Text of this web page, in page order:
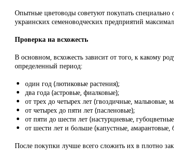
Опытные цветоводы советуют покупать специально
украинских семеноводческих предприятий
Проверка на всхожесть
В основном, всхожесть зависит от того, к какому
определенный период:
один год (лютиковые растения);
два года (астровые, фиалковые);
от трех до четырех лет (гвоздичные, мальвовые,
от четырех до пяти лет (пасленовые);
от пяти до шести лет (настурциевые,
от шести лет и больше (капустные, амарантовые,
После покупки лучше всего сложить их в плотно